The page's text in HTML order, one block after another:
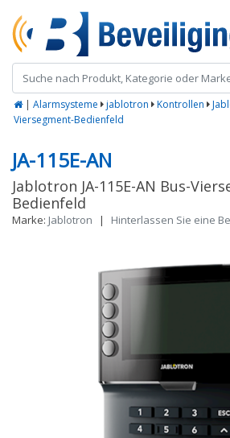
| Alarmsysteme jablotron Kontrollen
Viersegment-Bedienfeld
JA-115E-AN
Jablotron JA-115E-AN Bus-
Bedienfeld
Marke: Jablotron | Hinterlassen Sie eine